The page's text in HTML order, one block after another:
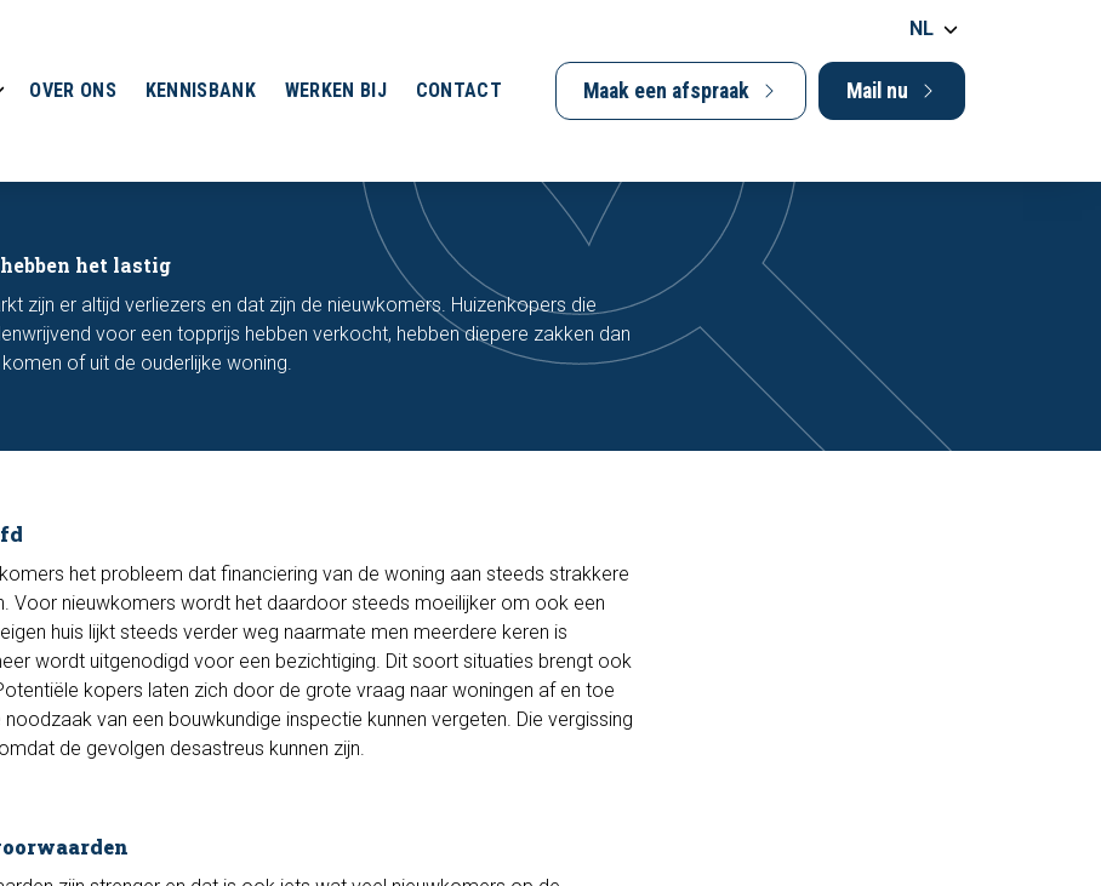
OVER ONS KENNISBANK WERKEN BIJ CONTACT
NL
Maak een afspraak Mail nu
het lastig
zijn er altijd verliezers en dat zijn de nieuwkomers. Huizenkopers die
voor een topprijs hebben verkocht, hebben diepere zakken dan
of uit de ouderlijke woning.
het probleem dat financiering van de woning aan steeds strakkere
Voor nieuwkomers wordt het daardoor steeds moeilijker om ook een
huis lijkt steeds verder weg naarmate men meerdere keren is
wordt uitgenodigd voor een bezichtiging. Dit soort situaties brengt ook
kopers laten zich door de grote vraag naar woningen af en toe
van een bouwkundige inspectie kunnen vergeten. Die vergissing
de gevolgen desastreus kunnen zijn.